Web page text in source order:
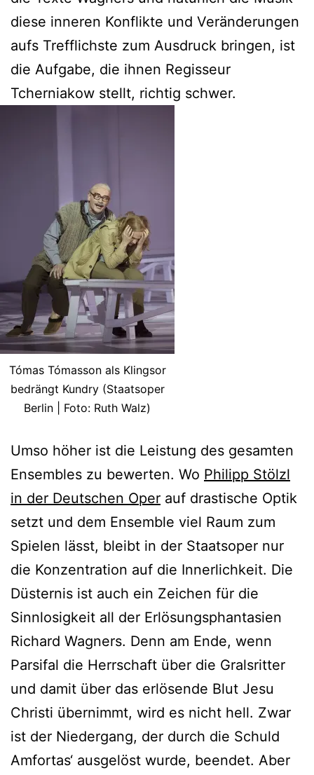
diese inneren Konflikte und Veränderungen
aufs Trefflichste zum Ausdruck bringen, ist
die Aufgabe, die ihnen Regisseur
Tcherniakow stellt, richtig schwer.
Tómas Tómasson als Klingsor
bedrängt Kundry (Staatsoper
Berlin | Foto: Ruth Walz)
Umso höher ist die Leistung des gesamten
Ensembles zu bewerten. Wo Philipp Stölzl
in der Deutschen Oper auf drastische Optik
setzt und dem Ensemble viel Raum zum
Spielen lässt, bleibt in der Staatsoper nur
die Konzentration auf die Innerlichkeit. Die
Düsternis ist auch ein Zeichen für die
Sinnlosigkeit all der Erlösungsphantasien
Richard Wagners. Denn am Ende, wenn
Parsifal die Herrschaft über die Gralsritter
und damit über das erlösende Blut Jesu
Christi übernimmt, wird es nicht hell. Zwar
ist der Niedergang, der durch die Schuld
Amfortas‘ ausgelöst wurde, beendet. Aber